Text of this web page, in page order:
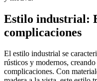
Estilo industrial:
complicaciones
El estilo industrial se
rústicos y modernos,
complicaciones. Con